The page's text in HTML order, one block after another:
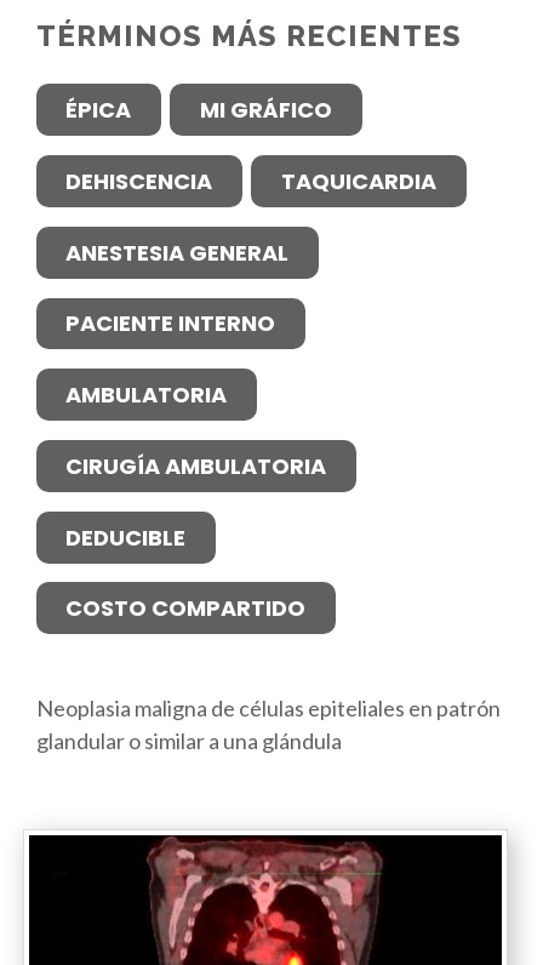
TÉRMINOS MÁS RECIENTES
ÉPICA MI GRÁFICO
DEHISCENCIA TAQUICARDIA
ANESTESIA GENERAL
PACIENTE INTERNO
AMBULATORIA
CIRUGÍA AMBULATORIA
DEDUCIBLE
COSTO COMPARTIDO
Neoplasia maligna de células epiteliales en patrón
glandular o similar a una glándula